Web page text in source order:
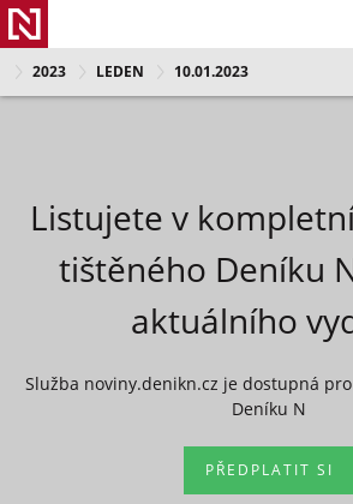
2023 LEDEN 10.01.2023
Listujete v
tištěného Deníku
aktuálního
Služba noviny.denikn.cz je dostupná
Deníku N
PŘEDPLATIT SI